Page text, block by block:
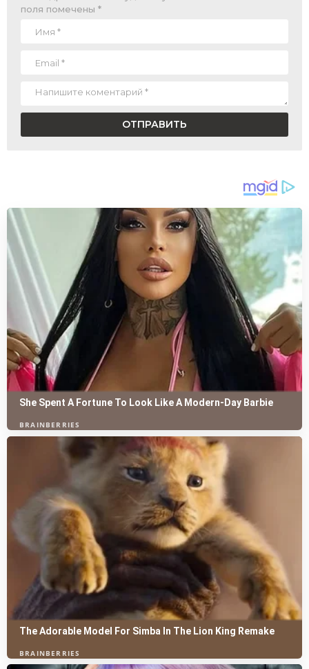
поля помечены *